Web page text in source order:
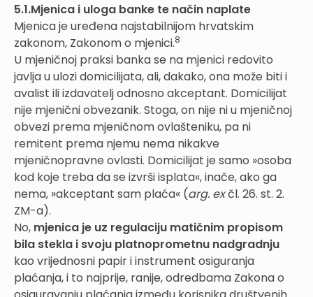
5.1.Mjenica i uloga banke te način naplate
Mjenica je uređena najstabilnijom hrvatskim
zakonom, Zakonom o mjenici.8
U mjeničnoj praksi banka se na mjenici redovito
javlja u ulozi domicilijata, ali, dakako, ona može biti i
avalist ili izdavatelj odnosno akceptant. Domicilijat
nije mjenični obvezanik. Stoga, on nije ni u mjeničnoj
obvezi prema mjeničnom ovlašteniku, pa ni
remitent prema njemu nema nikakve
mjeničnopravne ovlasti. Domicilijat je samo »osoba
kod koje treba da se izvrši isplata«, inače, ako ga
nema, »akceptant sam plaća« (arg. exčl. 26. st. 2.
ZM-a).
No, mjenica je uz regulaciju matičnim propisom
bila stekla i svoju platnoprometnu nadgradnju
kao vrijednosni papir i instrument osiguranja
plaćanja, i to najprije, ranije, odredbama Zakona o